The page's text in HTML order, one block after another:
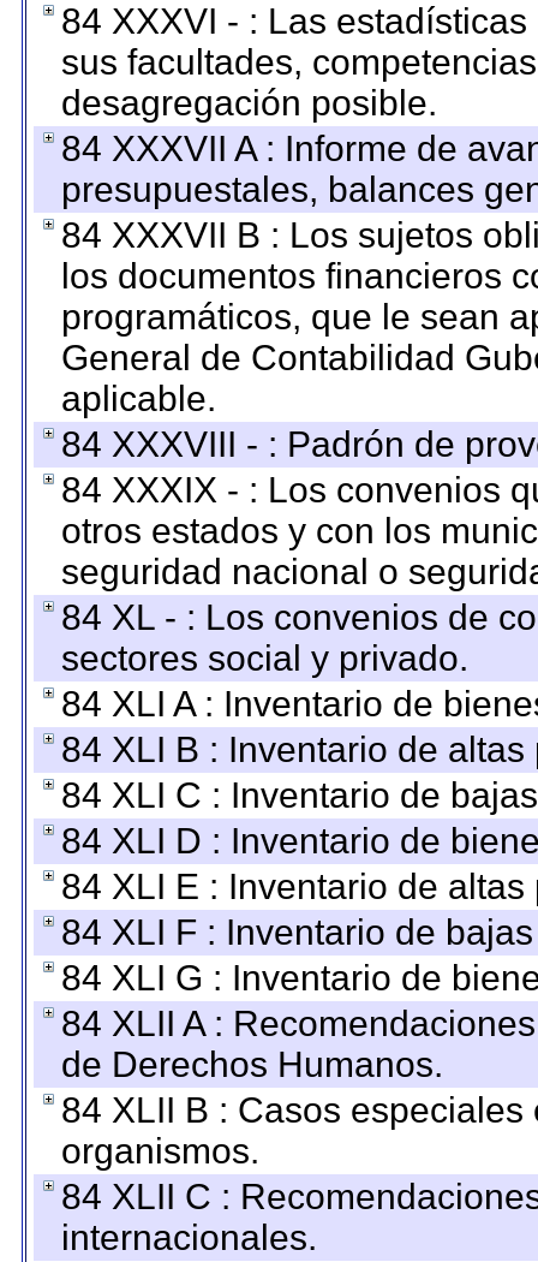
84 XXXVI - : Las
sus facultades,
desagregación posible.
84 XXXVII A : Informe de
presupuestales, balances
84 XXXVII B : Los sujetos
los documentos financieros
programáticos, que le sean
General de Contabilidad
aplicable.
84 XXXVIII - : Padrón de
84 XXXIX - : Los convenios
otros estados y con los
seguridad nacional o
84 XL - : Los convenios de
sectores social y privado.
84 XLI A : Inventario de
84 XLI B : Inventario de
84 XLI C : Inventario de
84 XLI D : Inventario de
84 XLI E : Inventario de
84 XLI F : Inventario de
84 XLI G : Inventario de
84 XLII A :
de Derechos Humanos.
84 XLII B : Casos
organismos.
84 XLII C :
internacionales.